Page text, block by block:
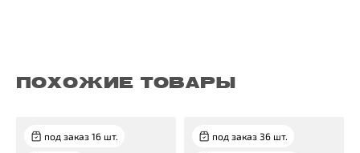
ПОХОЖИЕ ТОВАРЫ
под заказ 16 шт. под заказ 36 шт.